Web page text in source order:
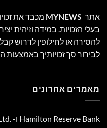
אתר MYNEWS מכבד את
בעלי הזכויות. במידה וזיהית
להסירה או לחילופין לדרוש
לבירור סך זכויותיך
מאמרים אחרונים